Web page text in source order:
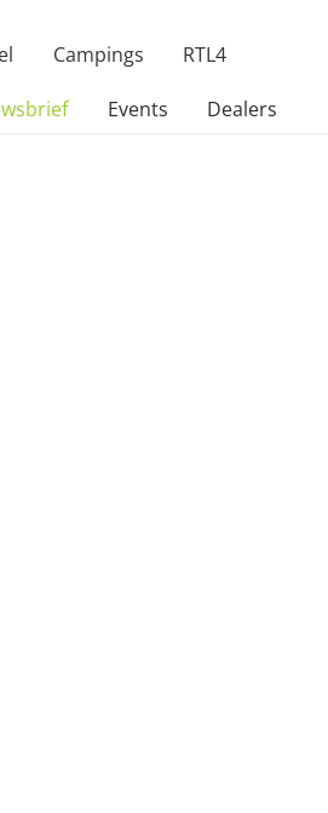
Campings RTL4
Events Dealers